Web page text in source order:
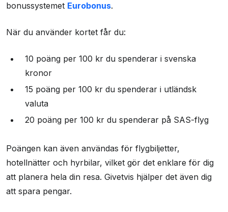
var något jag inte kände till. Jag bad om en
förnärvarande har god täckning på mina
miljoner i kontanter för att höja köpgränsen.
Jag förklade att det är min arbetsgivare som
varje månad betalar för mina utlägg. Det ansåg
Eurobonus applications irrelevant. Eurobonus
avdelning applications är där för att uppforstra
deras ramar. Eurobonus Mastercard
applications är inte där för att hjälpa till om och
när det behövs. Man kan inte komma i kontakt
med dom utan kommunikationen går via
Vilka krav måste man uppfylla?
Andra kreditkort kopplade till SAS
Kontaktinformasjon
Brukeranmeldelser
bonussystemet Eurobonus.
När du använder kortet får du:
10 poäng per 100 kr du spenderar i svenska
kronor
15 poäng per 100 kr du spenderar i utländsk
valuta
20 poäng per 100 kr du spenderar på SAS-flyg
Poängen kan även användas för flygbiljetter,
hotellnätter och hyrbilar, vilket gör det enklare för dig
att planera hela din resa. Givetvis hjälper det även dig
att spara pengar.